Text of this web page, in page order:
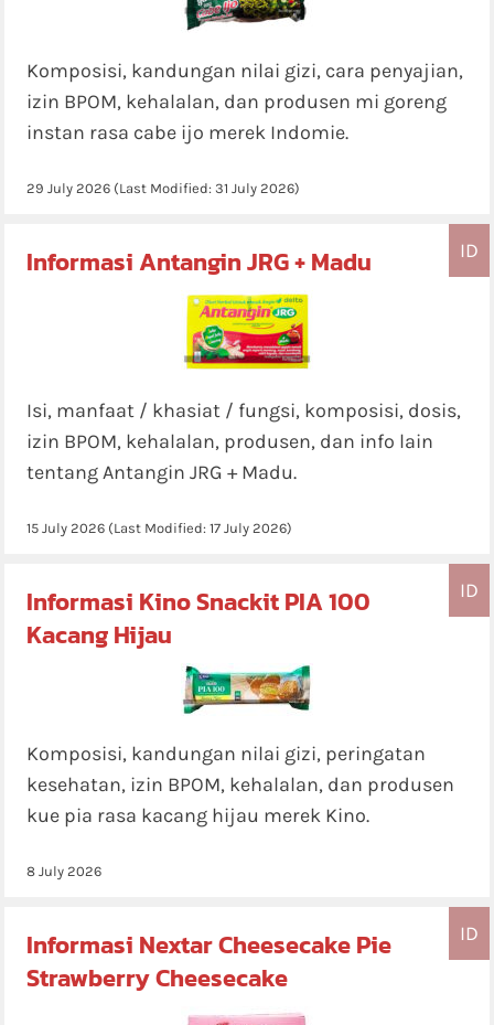
Komposisi, kandungan nilai gizi, cara penyajian,
izin BPOM, kehalalan, dan produsen mi goreng
instan rasa cabe ijo merek Indomie.
29 July 2026 (Last Modified:31 July 2026)
ID
Informasi Antangin JRG + Madu
Isi, manfaat / khasiat / fungsi, komposisi, dosis,
izin BPOM, kehalalan, produsen, dan info lain
tentang Antangin JRG + Madu.
15 July 2026 (Last Modified:17 July 2026)
ID
Informasi Kino Snackit PIA 100
Kacang Hijau
Komposisi, kandungan nilai gizi, peringatan
kesehatan, izin BPOM, kehalalan, dan produsen
kue pia rasa kacang hijau merek Kino.
8 July 2026
ID
Informasi Nextar Cheesecake Pie
Strawberry Cheesecake